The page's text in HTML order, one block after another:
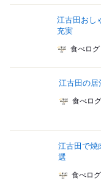
江古田おし
充実
食べロ
江古田の居
食べロ
江古田で焼
選
食べロ